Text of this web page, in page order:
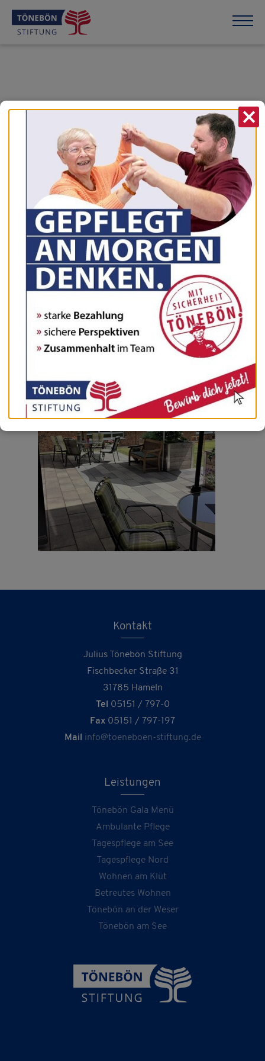
vorherige News nächste News
zur Übersicht
15.07.2022
Tag der offenen Tür
Die Tagespflege am See öffnette ihre Türen...
Bei schönstem Sommerwetter hatten die Besucher die
Möglichkeit, unsere neugestaltete Terrasse mit Sitzecke
und den neuen Weg im Garten zu bestaunen. Bei Kaffee
und selbstgebackenem Kuchen konnten sie sich von den
Fachkräften umfassend beraten lassen und sich in unserer
Tagespflege umschauen und die, von unseren Tagesgästen
selbstgebastelten Kreationen anschauen.
Kontakt
Julius Tönebön Stiftung
Fischbecker Straße 31
31785 Hameln
Tel
05151 / 797-0
Fax 05151 / 797-197
Mail
info@toeneboen-stiftung.de
Leistungen
Tönebön Gala Menü
Ambulante Pflege
Tagespflege am See
Tagespflege Nord
Wohnen am Klüt
Betreutes Wohnen
Tönebön an der Weser
Tönebön am See
X